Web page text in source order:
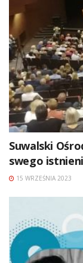
Suwalski
swego
15 WRZEŚNIA 2023